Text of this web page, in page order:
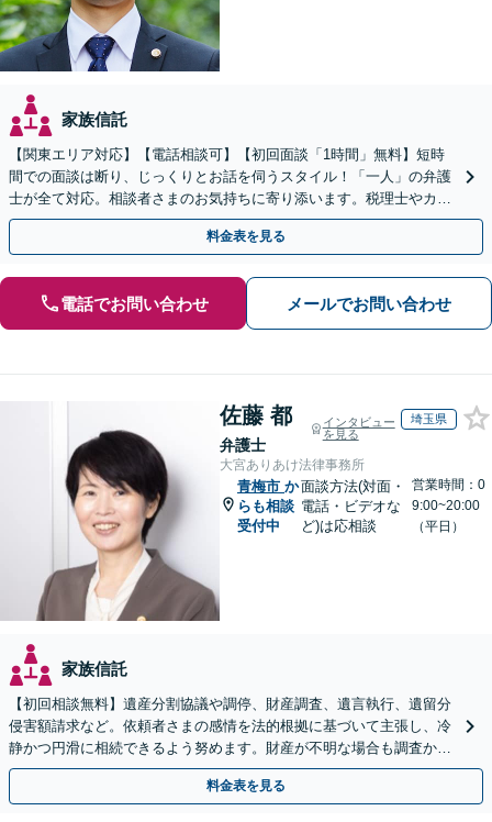
家族信託
【関東エリア対応】【電話相談可】【初回面談「1時間」無料】短時
間での面談は断り、じっくりとお話を伺うスタイル！「一人」の弁護
士が全て対応。相談者さまのお気持ちに寄り添います。税理士やカウ
ンセラーと連携し、生前対策のご相談も
料金表を見る
電話でお問い合わせ メールでお問い合わせ
佐藤 都
弁護士
インタビュー
を見る
埼玉県
大宮ありあけ法律事務所
青梅市 か
らも相談
受付中
面談方法(対面・
電話・ビデオな
ど)は応相談
営業時間：0
9:00~20:00
（平日）
家族信託
【初回相談無料】遺産分割協議や調停、財産調査、遺言執行、遺留分
侵害額請求など。依頼者さまの感情を法的根拠に基づいて主張し、冷
静かつ円滑に相続できるよう努めます。財産が不明な場合も調査から
対応します。
料金表を見る